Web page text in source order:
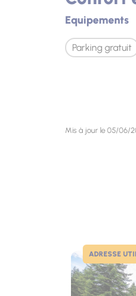
Equipements
Parking gratuit
Mis à jour le 05/06/
PhotoADRESSE